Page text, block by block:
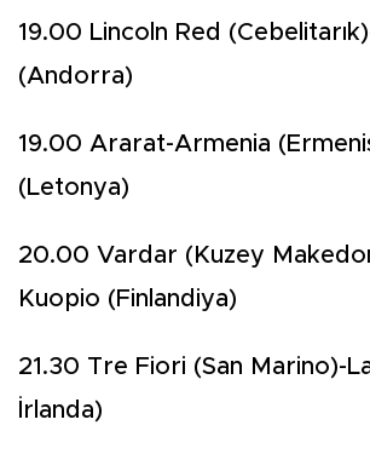
19.00 Lincoln Red
(Andorra)
19.00 Ararat-Armenia
(Letonya)
20.00 Vardar (Kuzey
Kuopio (Finlandiya)
21.30 Tre Fiori (San Marino)-
İrlanda)